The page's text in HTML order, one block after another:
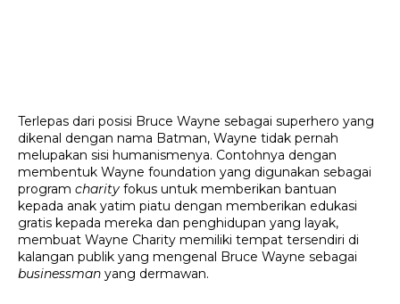
Terlepas dari posisi Bruce Wayne sebagai superhero yang
dikenal dengan nama Batman, Wayne tidak pernah
melupakan sisi humanismenya. Contohnya dengan
membentuk Wayne foundation yang digunakan sebagai
program charity fokus untuk memberikan bantuan
kepada anak yatim piatu dengan memberikan edukasi
gratis kepada mereka dan penghidupan yang layak,
membuat Wayne Charity memiliki tempat tersendiri di
businessman yang dermawan.